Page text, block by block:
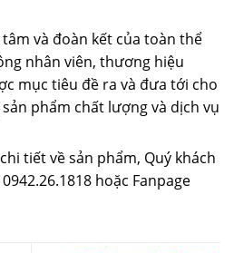
và đoàn kết của toàn thể
nhân viên, thương hiệu
mục tiêu đề ra và đưa tới cho
phẩm chất lượng và dịch vụ
tiết về sản phẩm, Quý khách
hoặc Fanpage